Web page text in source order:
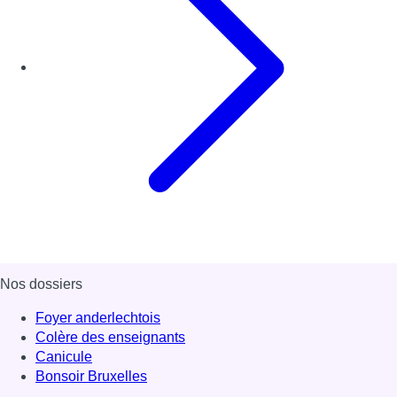
Nos dossiers
Foyer anderlechtois
Colère des enseignants
Canicule
Bonsoir Bruxelles